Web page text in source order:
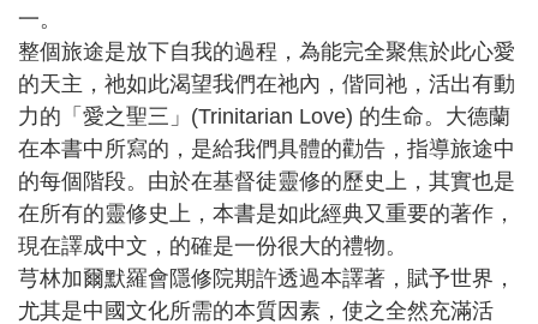
一。
整個旅途是放下自我的過程，為能完全聚焦於此心愛
的天主，祂如此渴望我們在祂內，偕同祂，活出有動
力的「愛之聖三」(Trinitarian Love) 的生命。大德蘭
在本書中所寫的，是給我們具體的勸告，指導旅途中
的每個階段。由於在基督徒靈修的歷史上，其實也是
在所有的靈修史上，本書是如此經典又重要的著作，
現在譯成中文，的確是一份很大的禮物。
芎林加爾默羅會隱修院期許透過本譯著，賦予世界，
尤其是中國文化所需的本質因素，使之全然充滿活